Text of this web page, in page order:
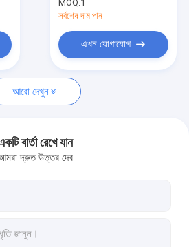
MOQ:1
সর্বশেষ দাম পান
এখন যোগাযোগ
আরো দেখুন
বার্তা রেখে যান
দ্রুত উত্তর দেব